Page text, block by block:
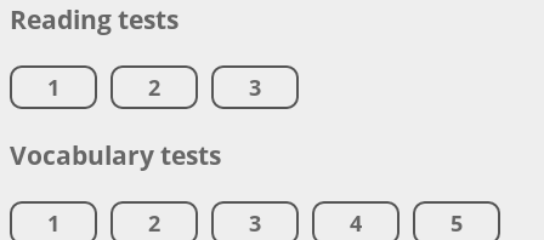
Reading tests
1 2 3
Vocabulary tests
1 2 3 4
5